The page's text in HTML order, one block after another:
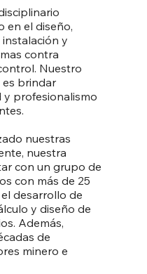
en el diseño,
y
contra
Nuestro
brindar
y profesionalismo
nuestras
nuestra
con un grupo de
con más de 25
desarrollo de
y diseño de
Además,
de
minero e